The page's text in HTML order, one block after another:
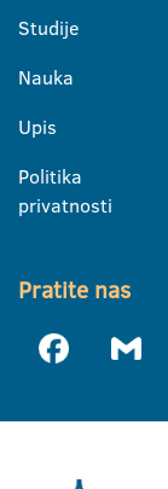
Studije
Nauka
Upis
Politika
privatnosti
Pratite nas